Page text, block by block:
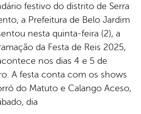
festivo do distrito de Serra
a Prefeitura de Belo Jardim
nesta quinta-feira (2), a
da Festa de Reis 2025,
nos dias 4 e 5 de
A festa conta com os shows
do Matuto e Calango Aceso,
dia